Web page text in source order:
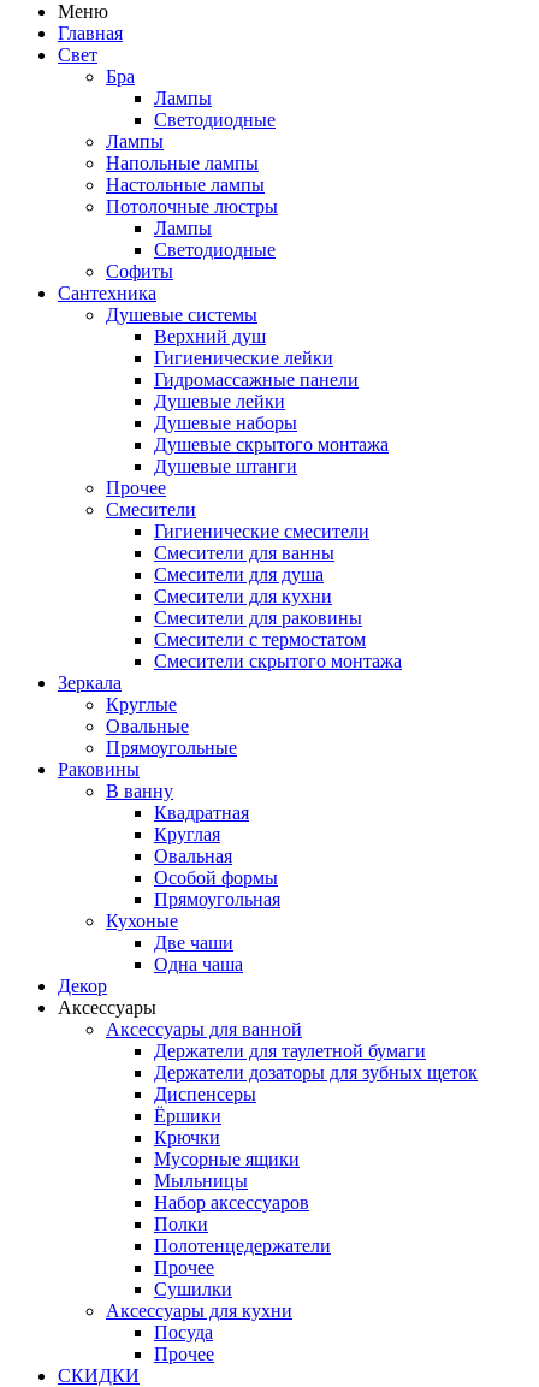
Меню
Главная
Свет
Бра
Лампы
Светодиодные
Лампы
Напольные лампы
Настольные лампы
Потолочные люстры
Лампы
Светодиодные
Софиты
Сантехника
Душевые системы
Верхний душ
Гигиенические лейки
Гидромассажные панели
Душевые лейки
Душевые наборы
Душевые скрытого монтажа
Душевые штанги
Прочее
Смесители
Гигиенические смесители
Смесители для ванны
Смесители для душа
Смесители для кухни
Смесители для раковины
Смесители с термостатом
Смесители скрытого монтажа
Зеркала
Круглые
Овальные
Прямоугольные
Раковины
В ванну
Квадратная
Круглая
Овальная
Особой формы
Прямоугольная
Кухоные
Две чаши
Одна чаша
Декор
Аксессуары
Аксессуары для ванной
Держатели для таулетной бумаги
Держатели дозаторы для зубных щеток
Диспенсеры
Ёршики
Крючки
Мусорные ящики
Мыльницы
Набор аксессуаров
Полки
Полотенцедержатели
Прочее
Сушилки
Аксессуары для кухни
Посуда
Прочее
СКИДКИ